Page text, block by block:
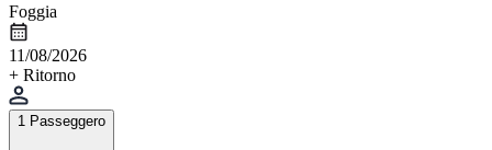
Foggia
11/08/2026
+ Ritorno
1 Passeggero